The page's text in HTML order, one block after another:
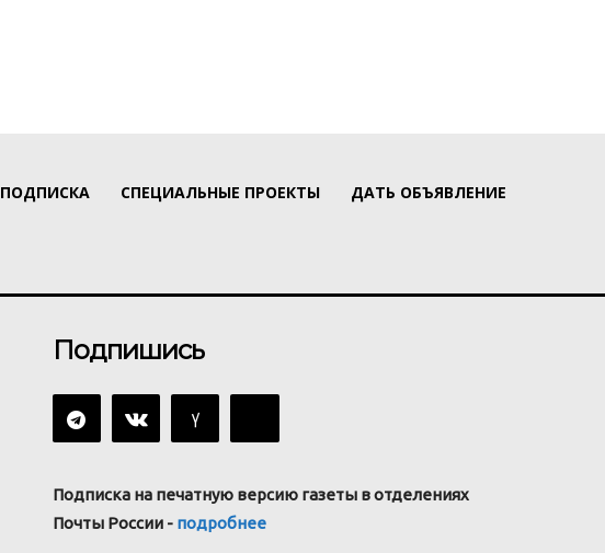
ПОДПИСКА СПЕЦИАЛЬНЫЕ ПРОЕКТЫ ДАТЬ ОБЪЯВЛЕНИЕ
Подпишись
Подписка на печатную версию газеты в отделениях
Почты России - подробнее